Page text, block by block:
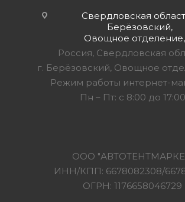
Свердловская
Берёзовский,
Овощное отделение,
Россия, Свердловская
г. Берёзовский, Овощное
Режим работы интернет-
Пн – Пт: с 8:00 до 17:00
ООО
ИНН/КПП: 6678082308/
ОГРН: 1176658046729